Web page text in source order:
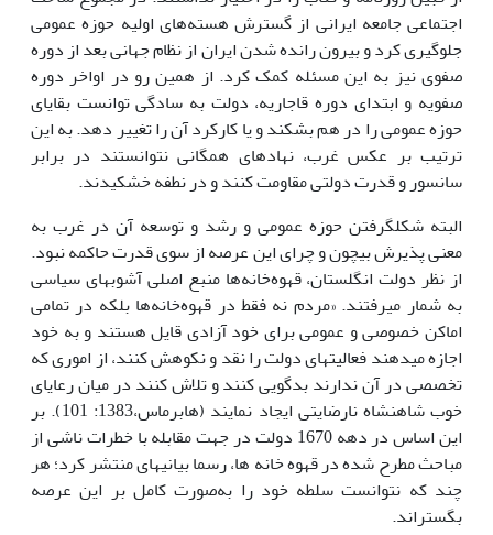
اجتماعی جامعه ایرانی از گسترش هسته‌های اولیه حوزه عمومی
جلوگیری کرد و بیرون رانده شدن ایران از نظام جهانی بعد از دوره
صفوی نیز به این مسئله کمک کرد. از همین رو در اواخر دوره
صفویه و ابتدای دوره قاجاریه، دولت به سادگی توانست بقایای
حوزه عمومی را در هم بشکند و یا کارکرد آن را تغییر دهد. به این
ترتیب بر عکس غرب، نهادهای همگانی نتوانستند در برابر
سانسور و قدرت دولتی مقاومت کنند و در نطفه خشکیدند.
البته شکل­گرفتن حوزه عمومی و رشد و توسعه آن در غرب به
معنی پذیرش بی­چون و چرای این عرصه از سوی قدرت حاکمه نبود.
از نظر دولت انگلستان، قهوه‌خانه‌ها منبع اصلی آشوب­های سیاسی
به شمار می­رفتند. «مردم نه فقط در قهوه‌خانه‌ها بلکه در تمامی
اماکن خصوصی و عمومی برای خود آزادی قایل هستند و به خود
اجازه می­دهند فعالیت­های دولت را نقد و نکوهش کنند، از اموری که
تخصصی در آن ندارند بدگویی کنند و تلاش کنند در میان رعایای
خوب شاهنشاه نارضایتی ایجاد نمایند (هابرماس،1383: 101). بر
این اساس در دهه 1670 دولت در جهت مقابله با خطرات ناشی از
مباحث مطرح شده در قهوه خانه ها، رسما بیانیه­ای منتشر کرد؛ هر
چند که نتوانست سلطه خود را به‌صورت کامل بر این عرصه
بگستراند.